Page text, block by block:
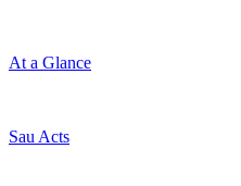
At a Glance
Sau Acts